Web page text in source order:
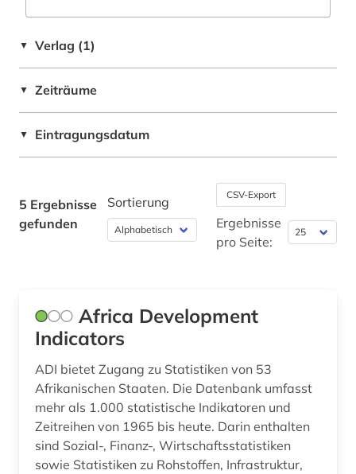
▼ Verlag (1)
▼ Zeiträume
▼ Eintragungsdatum
5 Ergebnisse
gefunden
Sortierung CSV-Export
Ergebnisse
pro Seite:
Africa Development
Indicators
ADI bietet Zugang zu Statistiken von 53
Afrikanischen Staaten. Die Datenbank umfasst
mehr als 1.000 statistische Indikatoren und
Zeitreihen von 1965 bis heute. Darin enthalten
sind Sozial-, Finanz-, Wirtschaftsstatistiken
sowie Statistiken zu Rohstoffen, Infrastruktur,